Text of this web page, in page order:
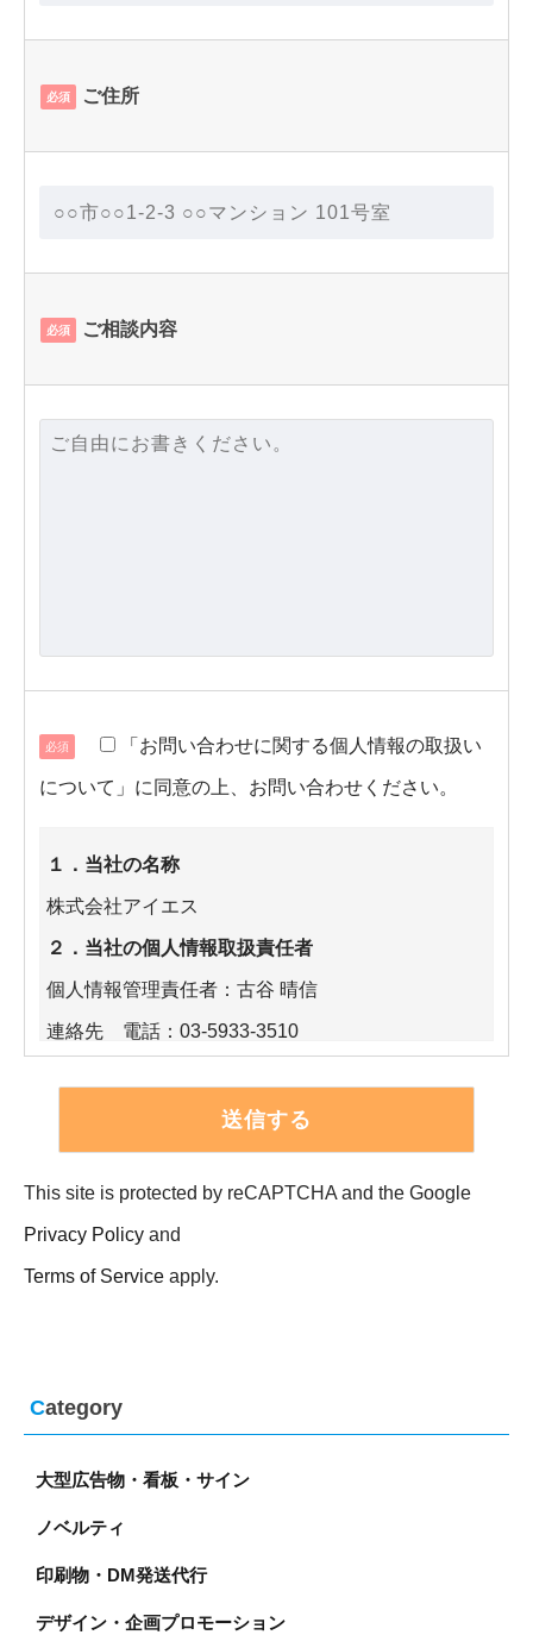
必須 ご住所
必須 ご相談内容
必須 「お問い合わせに関する個人情報の取扱い
について」に同意の上、お問い合わせください。
１．当社の名称
株式会社アイエス
２．当社の個人情報取扱責任者
個人情報管理責任者：古谷 晴信
連絡先 電話：03-5933-3510
お預かりした個人情報は、当社の各事業に関するお
問い合わせへの対応に利用します。
く場合を除き、今回ご提供いただく個人情報を第三
者に提供することはありません。
ます。
関して、開示等（利用目的の通知、開示、内容の訂
止、消去、第三者提供記録の開示）の請求をするこ
とができます。開示等に応じる窓口は、「８．個人
情報お問い合わせ窓口」となります。
This site is protected by reCAPTCHA and the Google
Privacy Policy and
Terms of Service apply.
Category
大型広告物・看板・サイン
ノベルティ
印刷物・DM発送代行
デザイン・企画プロモーション